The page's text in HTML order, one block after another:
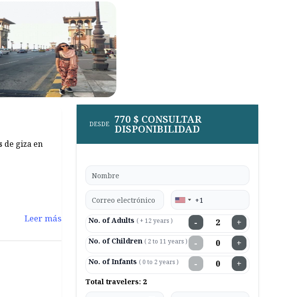
de giza en
Leer más
DESDE 770 $ CONSULTAR
DISPONIBILIDAD
No. of Adults ( + 12 years ) − +
No. of Children ( 2 to 11 years ) − +
No. of Infants ( 0 to 2 years ) − +
Total travelers: 2